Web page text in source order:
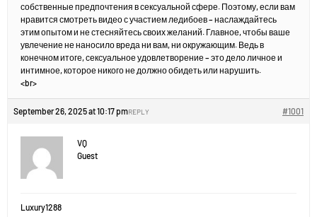
собственные предпочтения в сексуальной сфере. Поэтому, если вам
нравится смотреть видео с участием ледибоев – наслаждайтесь
этим опытом и не стесняйтесь своих желаний. Главное, чтобы ваше
увлечение не наносило вреда ни вам, ни окружающим. Ведь в
конечном итоге, сексуальное удовлетворение – это дело личное и
интимное, которое никого не должно обидеть или нарушить.
<br>
September 26, 2025 at 10:17 pm #1001
REPLY
VQ
Guest
Luxury1288